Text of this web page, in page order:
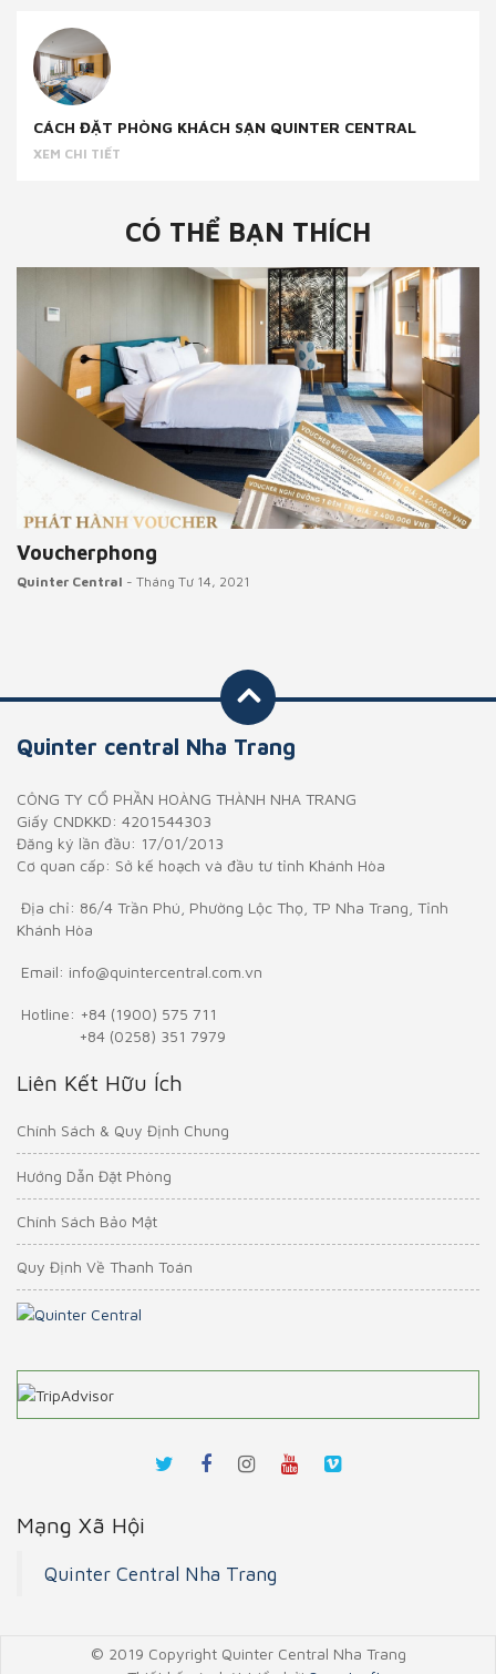
CÁCH ĐẶT PHÒNG KHÁCH SẠN QUINTER CENTRAL
XEM CHI TIẾT
CÓ THỂ BẠN THÍCH
Chính Sách & Quy Định Chung
Quinter Central - Tháng Giêng 05, 2021
Quinter central Nha Trang
CÔNG TY CỔ PHẦN HOÀNG THÀNH NHA TRANG
Giấy CNDKKD: 4201544303
Đăng ký lần đầu: 17/01/2013
Cơ quan cấp: Sở kế hoạch và đầu tư tỉnh Khánh Hòa
Địa chỉ: 86/4 Trần Phú, Phường Lộc Thọ, TP Nha Trang, Tỉnh
Khánh Hòa
Email: info@quintercentral.com.vn
Hotline: +84 (1900) 575 711
+84 (0258) 351 7979
Liên Kết Hữu Ích
Chính Sách & Quy Định Chung
Hướng Dẫn Đặt Phòng
Chính Sách Bảo Mật
Quy Định Về Thanh Toán
Mạng Xã Hội
Quinter Central Nha Trang
© 2019 Copyright Quinter Central Nha Trang